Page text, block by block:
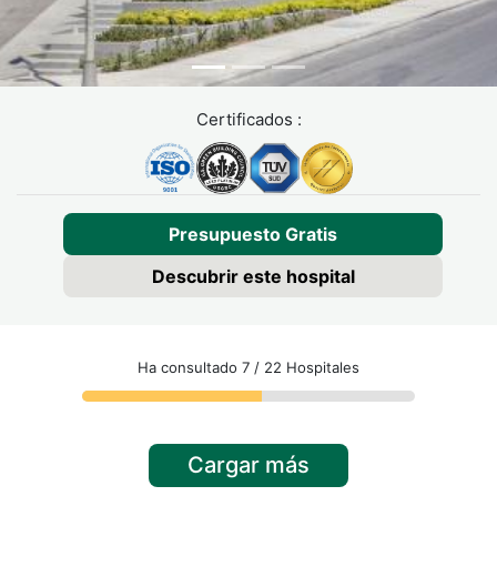
Certificados :
Presupuesto Gratis
Descubrir este hospital
Ha consultado 7 / 22 Hospitales
Cargar más